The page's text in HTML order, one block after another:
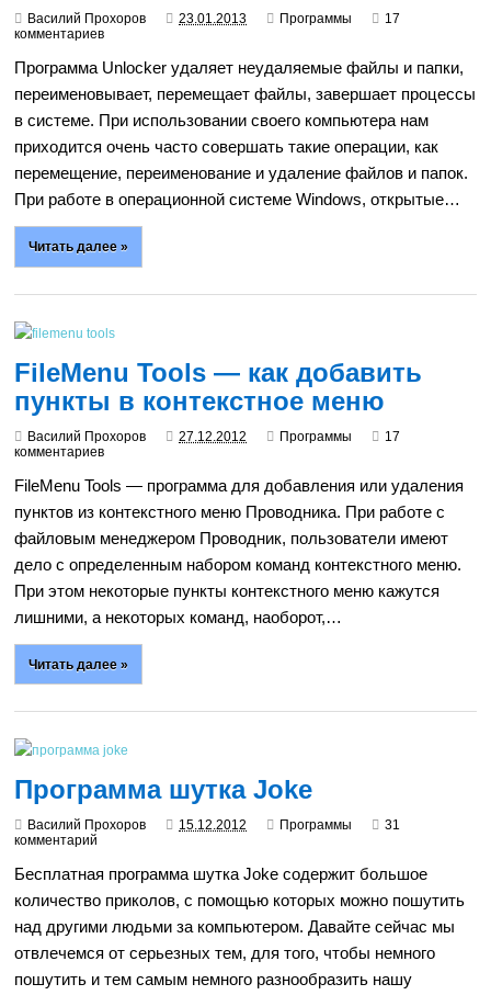
Василий Прохоров 23.01.2013 Программы
17
комментариев
Программа Unlocker удаляет неудаляемые файлы и папки,
переименовывает, перемещает файлы, завершает процессы
в системе. При использовании своего компьютера нам
приходится очень часто совершать такие операции, как
перемещение, переименование и удаление файлов и папок.
При работе в операционной системе Windows, открытые…
Читать далее »
FileMenu Tools — как добавить
пункты в контекстное меню
Василий Прохоров 27.12.2012 Программы
17
комментариев
FileMenu Tools — программа для добавления или удаления
пунктов из контекстного меню Проводника. При работе с
файловым менеджером Проводник, пользователи имеют
дело с определенным набором команд контекстного меню.
При этом некоторые пункты контекстного меню кажутся
лишними, а некоторых команд, наоборот,…
Читать далее »
Программа шутка Joke
Василий Прохоров 15.12.2012 Программы
31
комментарий
Бесплатная программа шутка Joke содержит большое
количество приколов, с помощью которых можно пошутить
над другими людьми за компьютером. Давайте сейчас мы
отвлечемся от серьезных тем, для того, чтобы немного
пошутить и тем самым немного разнообразить нашу